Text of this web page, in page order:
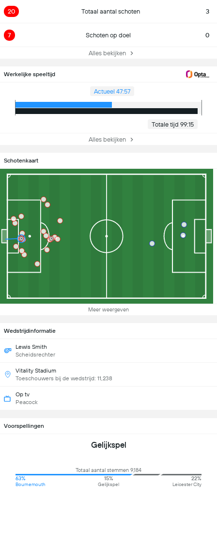
20 Totaal aantal schoten 3
7 Schoten op doel 0
Alles bekijken
Werkelijke speeltijd
Actueel 47:57
Totale tijd 99:15
Alles bekijken
Schotenkaart
Meer weergeven
Wedstrijdinformatie
Lewis Smith
Scheidsrechter
Vitality Stadium
Toeschouwers bij de wedstrijd: 11,238
Op tv
Peacock
Voorspellingen
Gelijkspel
Totaal aantal stemmen 9,184
63%
Bournemouth
15%
Gelijkspel
22%
Leicester City